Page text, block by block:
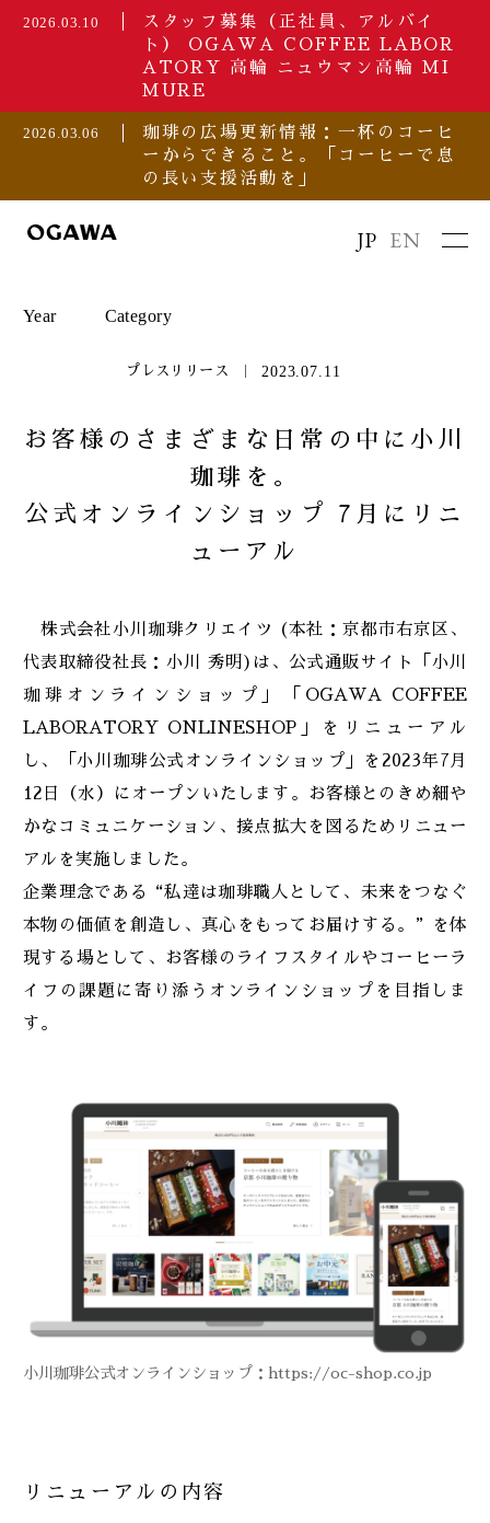
2026.03.10
スタッフ募集（正社員、アルバイ
ト） OGAWA COFFEE LABOR
ATORY 高輪 ニュウマン高輪 MI
MURE
2026.03.06
珈琲の広場更新情報：一杯のコーヒ
ーからできること。「コーヒーで息
の長い支援活動を」
JP EN
Year
2025
2024
2023
2022
2021
2020
Category
プレスリリース
お知らせ
商品
重要なお知らせ
プレスリリース 2023.07.11
お客様のさまざまな日常の中に小川
珈琲を。
公式オンラインショップ 7月にリニ
ューアル
株式会社小川珈琲クリエイツ (本社：京都市右京区、
代表取締役社長：小川 秀明)は、公式通販サイト「小川
珈琲オンラインショップ」「OGAWA COFFEE
LABORATORY ONLINESHOP」をリニューアル
し、「小川珈琲公式オンラインショップ」を2023年7月
12日（水）にオープンいたします。お客様とのきめ細や
かなコミュニケーション、接点拡大を図るためリニュー
アルを実施しました。
企業理念である“私達は珈琲職人として、未来をつなぐ
本物の価値を創造し、真心をもってお届けする。”を体
現する場として、お客様のライフスタイルやコーヒーラ
イフの課題に寄り添うオンラインショップを目指しま
す。
小川珈琲公式オンラインショップ： https://oc-shop.co.jp
リニューアルの内容